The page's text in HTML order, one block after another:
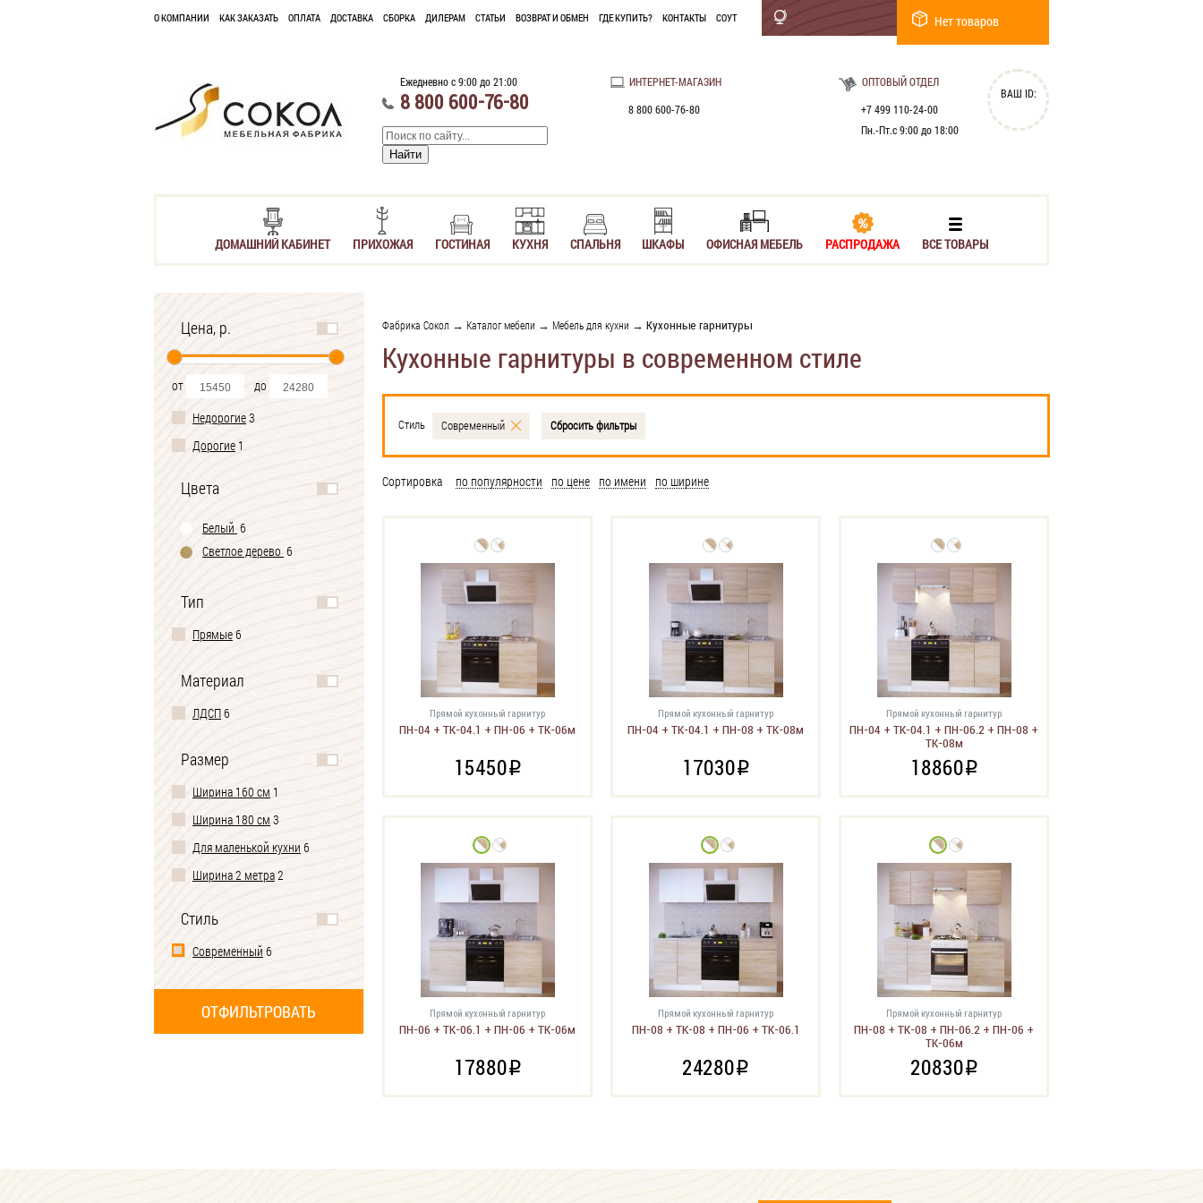
О КОМПАНИИ КАК ЗАКАЗАТЬ ОПЛАТА ДОСТАВКА СБОРКА ДИЛЕРАМ СТАТЬИ ВОЗВРАТ И ОБМЕН ГДЕ КУПИТЬ? КОНТАКТЫ СОУТ Нет товаров
Ежедневно с 9:00 до 21:00
8 800 600-76-80
ИНТЕРНЕТ-МАГАЗИН
8 800 600-76-80
ОПТОВЫЙ ОТДЕЛ
+7 499 110-24-00
Пн.-Пт.с 9:00 до 18:00
ВАШ ID:
ДОМАШНИЙ КАБИНЕТ ПРИХОЖАЯ ГОСТИНАЯ КУХНЯ СПАЛЬНЯ ШКАФЫ ОФИСНАЯ МЕБЕЛЬ РАСПРОДАЖА ВСЕ ТОВАРЫ
Цена, р.
от
до
Недорогие3
Дорогие 1
Цвета
Белый 6
Светлое дерево 6
Тип
Прямые6
Материал
ЛДСП6
Размер
Ширина 160 см 1
Ширина 180 см 3
Для маленькой кухни 6
Ширина 2 метра2
Стиль
Современный 6
Фабрика Сокол → Каталог мебели → Мебель для кухни → Кухонные гарнитуры
Кухонные гарнитуры в современном стиле
Стиль Современный Сбросить фильтры
Сортировка по популярности по цене по имени по ширине
Прямой кухонный гарнитур
ПН-04 + ТК-04.1 + ПН-06 + ТК-06м
15450i
Прямой кухонный гарнитур
ПН-04 + ТК-04.1 + ПН-08 + ТК-08м
17030i
Прямой кухонный гарнитур
ПН-04 + ТК-04.1 + ПН-06.2 + ПН-08 +
ТК-08м
18860i
Прямой кухонный гарнитур
ПН-06 + ТК-06.1 + ПН-06 + ТК-06м
17880i
Прямой кухонный гарнитур
ПН-08 + ТК-08 + ПН-06 + ТК-06.1
24280i
Прямой кухонный гарнитур
ПН-08 + ТК-08 + ПН-06.2 + ПН-06 +
ТК-06м
20830i